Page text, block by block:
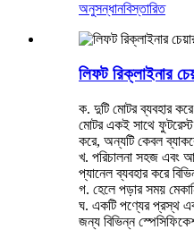
অনুসন্ধানবিস্তারিত
লিফট রিক্লাইনার
ক. দুটি মোটর ব্যবহার
মোটর একই সাথে
করে, অন্যটি কেবল
খ. পরিচালনা সহজ এবং
প্যানেল ব্যবহার করে
গ. হেলে পড়ার সময়
ঘ. একটি পণ্যের প্রস্থ
জন্য বিভিন্ন